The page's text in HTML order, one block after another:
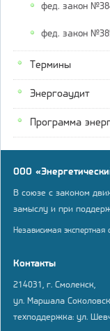
фед. закон
фед. закон
Термины
Энергоаудит
Программа
ООО
В союзе с законом
замыслу и при
Независимая экспертная
Контакты
214031, г. Смоленск,
ул. Маршала
техподдержка: ул.